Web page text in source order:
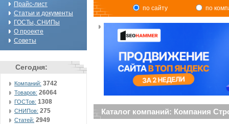
Прайс-лист
Статьи и документы
ГОСТы, СНИПы
О проекте
Советы
Сегодня:
Компаний: 3742
Товаров: 26064
ГОСТов: 1308
СНИПов: 275
Статей: 2949
по сайту по
Каталог компаний: Компания